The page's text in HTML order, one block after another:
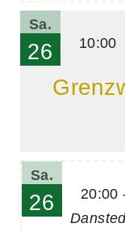
Sa.
26 10:00
Sa.
26 20:00